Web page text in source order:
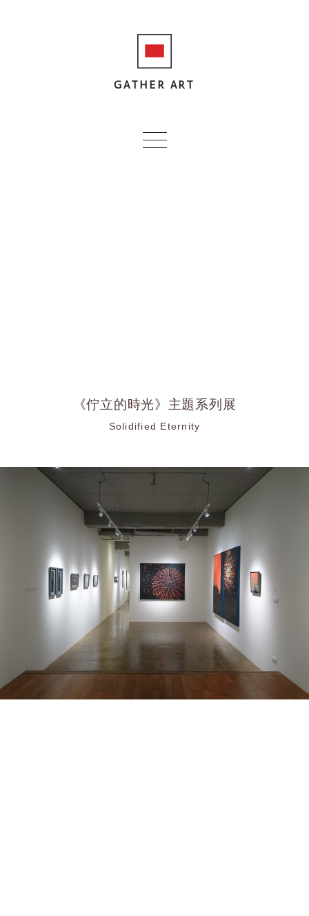
GATHER ART
《佇立的時光》主題系列展
Solidified Eternity